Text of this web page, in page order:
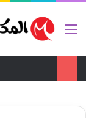
القائمة ضع